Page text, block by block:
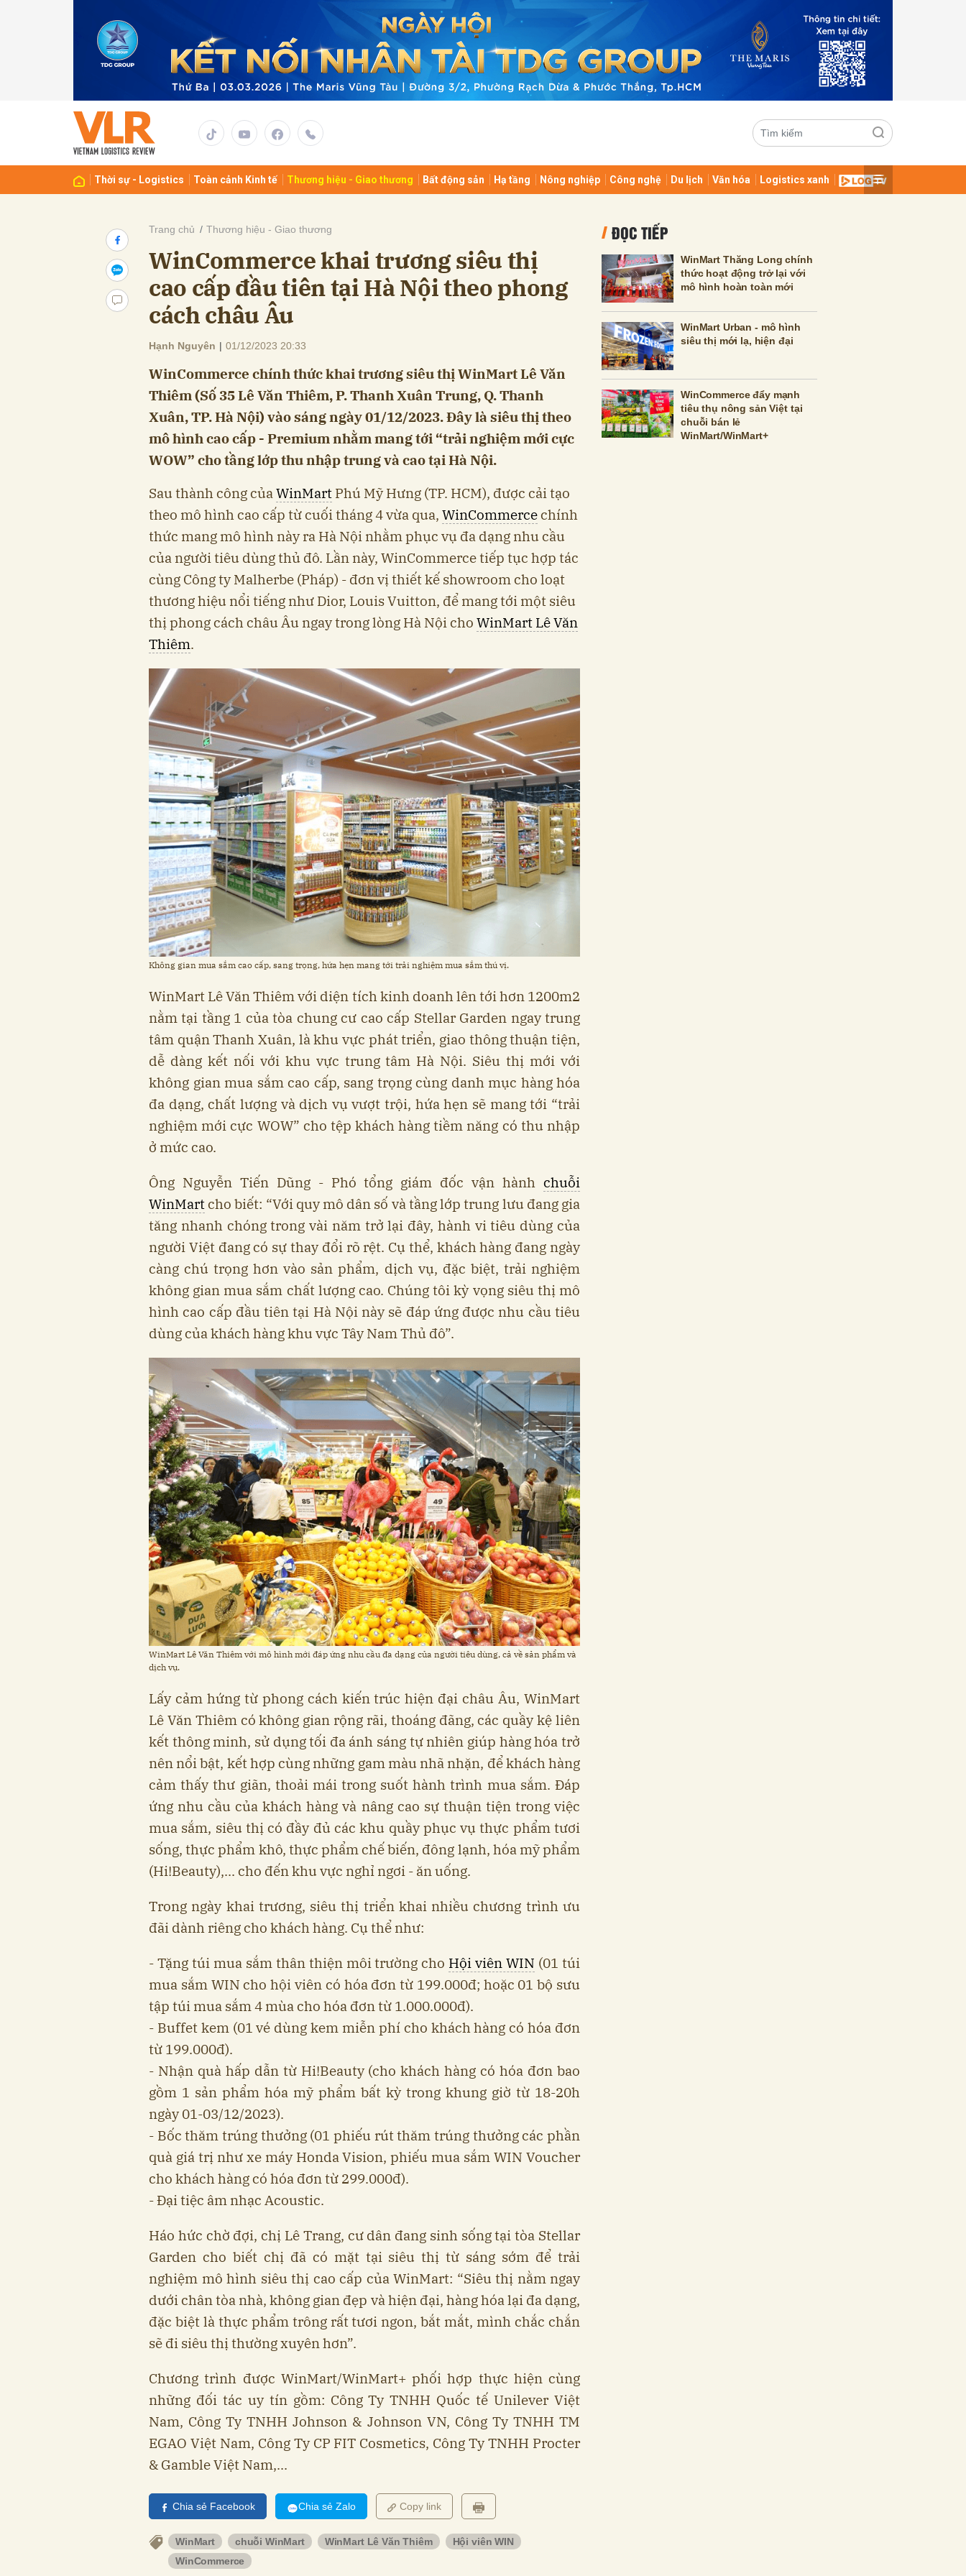
Thời sự - Logistics Toàn cảnh Kinh tế Thương hiệu - Giao thương Bất động sản Hạ tầng Nông nghiệp Công nghệ Du lịch Văn hóa Logistics xanh
Trang chủ Thương hiệu - Giao thương
WinCommerce khai trương siêu thị
cao cấp đầu tiên tại Hà Nội theo phong
cách châu Âu
Hạnh Nguyên | 01/12/2023 20:33
WinCommerce chính thức khai trương siêu thị WinMart Lê Văn
Thiêm (Số 35 Lê Văn Thiêm, P. Thanh Xuân Trung, Q. Thanh
Xuân, TP. Hà Nội) vào sáng ngày 01/12/2023. Đây là siêu thị theo
mô hình cao cấp - Premium nhằm mang tới “trải nghiệm mới cực
WOW” cho tầng lớp thu nhập trung và cao tại Hà Nội.
Sau thành công củaWinMart Phú Mỹ Hưng (TP. HCM), được cải tạo
theo mô hình cao cấp từ cuối tháng 4 vừa qua, WinCommerce chính
thức mang mô hình này ra Hà Nội nhằm phục vụ đa dạng nhu cầu
của người tiêu dùng thủ đô. Lần này, WinCommerce tiếp tục hợp tác
cùng Công ty Malherbe (Pháp) - đơn vị thiết kế showroom cho loạt
thương hiệu nổi tiếng như Dior, Louis Vuitton, để mang tới một siêu
thị phong cách châu Âu ngay trong lòng Hà Nội cho WinMart Lê Văn
Thiêm.
Không gian mua sắm cao cấp, sang trọng, hứa hẹn mang tới trải nghiệm mua sắm thú vị.
WinMart Lê Văn Thiêm với diện tích kinh doanh lên tới hơn 1200m2
nằm tại tầng 1 của tòa chung cư cao cấp Stellar Garden ngay trung
tâm quận Thanh Xuân, là khu vực phát triển, giao thông thuận tiện,
dễ dàng kết nối với khu vực trung tâm Hà Nội. Siêu thị mới với
không gian mua sắm cao cấp, sang trọng cùng danh mục hàng hóa
đa dạng, chất lượng và dịch vụ vượt trội, hứa hẹn sẽ mang tới “trải
nghiệm mới cực WOW” cho tệp khách hàng tiềm năng có thu nhập
ở mức cao.
Ông Nguyễn Tiến Dũng - Phó tổng giám đốc vận hành chuỗi
WinMart cho biết: “Với quy mô dân số và tầng lớp trung lưu đang gia
tăng nhanh chóng trong vài năm trở lại đây, hành vi tiêu dùng của
người Việt đang có sự thay đổi rõ rệt. Cụ thể, khách hàng đang ngày
càng chú trọng hơn vào sản phẩm, dịch vụ, đặc biệt, trải nghiệm
không gian mua sắm chất lượng cao. Chúng tôi kỳ vọng siêu thị mô
hình cao cấp đầu tiên tại Hà Nội này sẽ đáp ứng được nhu cầu tiêu
dùng của khách hàng khu vực Tây Nam Thủ đô”.
WinMart Lê Văn Thiêm với mô hình mới đáp ứng nhu cầu đa dạng của người tiêu dùng, cả về sản phẩm và
dịch vụ.
Lấy cảm hứng từ phong cách kiến trúc hiện đại châu Âu, WinMart
Lê Văn Thiêm có không gian rộng rãi, thoáng đãng, các quầy kệ liên
kết thông minh, sử dụng tối đa ánh sáng tự nhiên giúp hàng hóa trở
nên nổi bật, kết hợp cùng những gam màu nhã nhặn, để khách hàng
cảm thấy thư giãn, thoải mái trong suốt hành trình mua sắm. Đáp
ứng nhu cầu của khách hàng và nâng cao sự thuận tiện trong việc
mua sắm, siêu thị có đầy đủ các khu quầy phục vụ thực phẩm tươi
sống, thực phẩm khô, thực phẩm chế biến, đông lạnh, hóa mỹ phẩm
(Hi!Beauty),... cho đến khu vực nghỉ ngơi - ăn uống.
Trong ngày khai trương, siêu thị triển khai nhiều chương trình ưu
đãi dành riêng cho khách hàng. Cụ thể như:
- Tặng túi mua sắm thân thiện môi trường cho Hội viên WIN (01 túi
mua sắm WIN cho hội viên có hóa đơn từ 199.000đ; hoặc 01 bộ sưu
tập túi mua sắm 4 mùa cho hóa đơn từ 1.000.000đ).
- Buffet kem (01 vé dùng kem miễn phí cho khách hàng có hóa đơn
từ 199.000đ).
- Nhận quà hấp dẫn từ Hi!Beauty (cho khách hàng có hóa đơn bao
gồm 1 sản phẩm hóa mỹ phẩm bất kỳ trong khung giờ từ 18-20h
ngày 01-03/12/2023).
- Bốc thăm trúng thưởng (01 phiếu rút thăm trúng thưởng các phần
quà giá trị như xe máy Honda Vision, phiếu mua sắm WIN Voucher
cho khách hàng có hóa đơn từ 299.000đ).
- Đại tiệc âm nhạc Acoustic.
Háo hức chờ đợi, chị Lê Trang, cư dân đang sinh sống tại tòa Stellar
Garden cho biết chị đã có mặt tại siêu thị từ sáng sớm để trải
nghiệm mô hình siêu thị cao cấp của WinMart: “Siêu thị nằm ngay
dưới chân tòa nhà, không gian đẹp và hiện đại, hàng hóa lại đa dạng,
đặc biệt là thực phẩm trông rất tươi ngon, bắt mắt, mình chắc chắn
sẽ đi siêu thị thường xuyên hơn”.
Chương trình được WinMart/WinMart+ phối hợp thực hiện cùng
những đối tác uy tín gồm: Công Ty TNHH Quốc tế Unilever Việt
Nam, Công Ty TNHH Johnson & Johnson VN, Công Ty TNHH TM
EGAO Việt Nam, Công Ty CP FIT Cosmetics, Công Ty TNHH Procter
& Gamble Việt Nam,...
Chia sẻ Facebook Chia sẻ Zalo Copy link
WinMart chuỗi WinMart WinMart Lê Văn Thiêm
Hội viên WIN
WinCommerce
ĐỌC TIẾP
WinMart Thăng Long chính
thức hoạt động trở lại với
mô hình hoàn toàn mới
WinMart Urban - mô hình
siêu thị mới lạ, hiện đại
WinCommerce đẩy mạnh
tiêu thụ nông sản Việt tại
chuỗi bán lẻ
WinMart/WinMart+
Gửi bình luận